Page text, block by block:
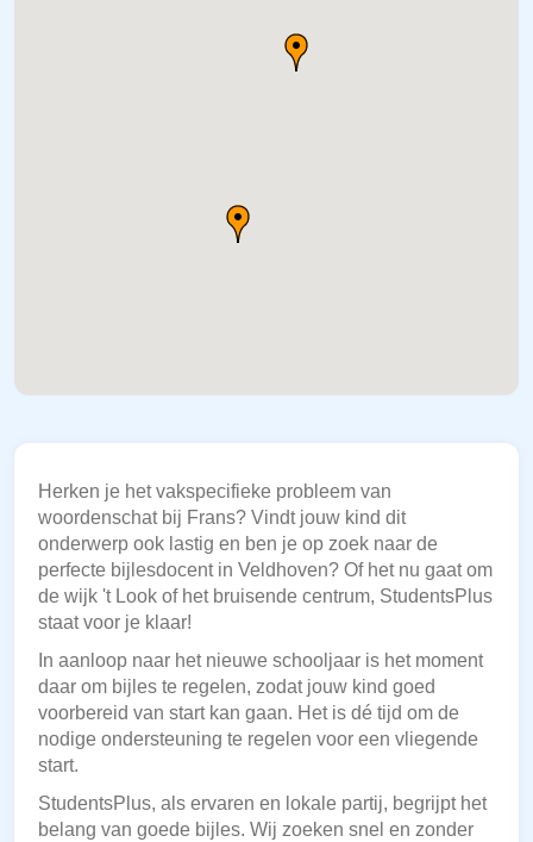
Herken je het vakspecifieke probleem van
woordenschat bij Frans? Vindt jouw kind dit
onderwerp ook lastig en ben je op zoek naar de
perfecte bijlesdocent in Veldhoven? Of het nu gaat om
de wijk 't Look of het bruisende centrum, StudentsPlus
staat voor je klaar!
In aanloop naar het nieuwe schooljaar is het moment
daar om bijles te regelen, zodat jouw kind goed
voorbereid van start kan gaan. Het is dé tijd om de
nodige ondersteuning te regelen voor een vliegende
start.
StudentsPlus, als ervaren en lokale partij, begrijpt het
belang van goede bijles. Wij zoeken snel en zonder